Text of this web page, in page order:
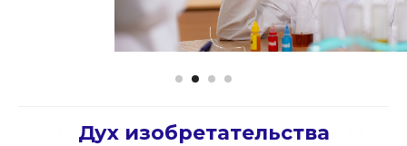
Дух изобретательства